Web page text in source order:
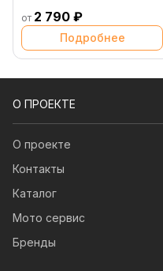
от 2 790 ₽
Подробнее
О ПРОЕКТЕ
О проекте
Контакты
Каталог
Мото сервис
Бренды